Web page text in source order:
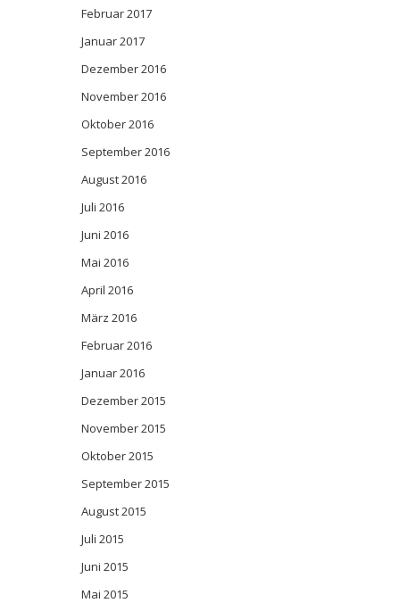
Februar 2017
Januar 2017
Dezember 2016
November 2016
Oktober 2016
September 2016
August 2016
Juli 2016
Juni 2016
Mai 2016
April 2016
März 2016
Februar 2016
Januar 2016
Dezember 2015
November 2015
Oktober 2015
September 2015
August 2015
Juli 2015
Juni 2015
Mai 2015